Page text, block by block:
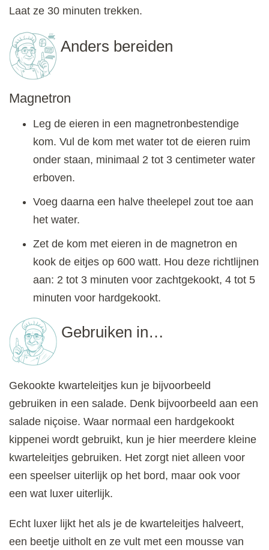
Laat ze 30 minuten trekken.
Anders bereiden
Magnetron
Leg de eieren in een magnetronbestendige
kom. Vul de kom met water tot de eieren ruim
onder staan, minimaal 2 tot 3 centimeter water
erboven.
Voeg daarna een halve theelepel zout toe aan
het water.
Zet de kom met eieren in de magnetron en
kook de eitjes op 600 watt. Hou deze richtlijnen
aan: 2 tot 3 minuten voor zachtgekookt, 4 tot 5
minuten voor hardgekookt.
Gebruiken in…
Gekookte kwarteleitjes kun je bijvoorbeeld
gebruiken in een salade. Denk bijvoorbeeld aan een
salade niçoise. Waar normaal een hardgekookt
kippenei wordt gebruikt, kun je hier meerdere kleine
kwarteleitjes gebruiken. Het zorgt niet alleen voor
een speelser uiterlijk op het bord, maar ook voor
een wat luxer uiterlijk.
Echt luxer lijkt het als je de kwarteleitjes halveert,
een beetje uitholt en ze vult met een mousse van